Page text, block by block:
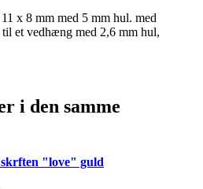
x 8 mm med 5 mm hul. med
til et vedhæng med 2,6 mm hul,
i den samme
skrften "love" guld